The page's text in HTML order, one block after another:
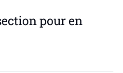
pour en